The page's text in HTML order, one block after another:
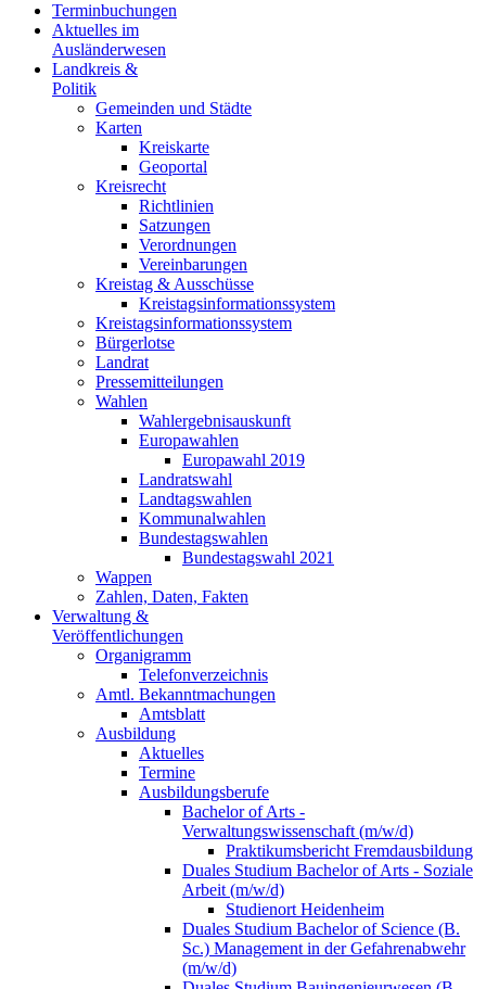
Terminbuchungen
Aktuelles im
Ausländerwesen
Landkreis &
Politik
Gemeinden und Städte
Karten
Kreiskarte
Geoportal
Kreisrecht
Richtlinien
Satzungen
Verordnungen
Vereinbarungen
Kreistag & Ausschüsse
Kreistagsinformationssystem
Kreistagsinformationssystem
Bürgerlotse
Landrat
Pressemitteilungen
Wahlen
Wahlergebnisauskunft
Europawahlen
Europawahl 2019
Landratswahl
Landtagswahlen
Kommunalwahlen
Bundestagswahlen
Bundestagswahl 2021
Wappen
Zahlen, Daten, Fakten
Verwaltung &
Veröffentlichungen
Organigramm
Telefonverzeichnis
Amtl. Bekanntmachungen
Amtsblatt
Ausbildung
Aktuelles
Termine
Ausbildungsberufe
Bachelor of Arts -
Verwaltungswissenschaft (m/w/d)
Praktikumsbericht Fremdausbildung
Duales Studium Bachelor of Arts - Soziale
Arbeit (m/w/d)
Studienort Heidenheim
Duales Studium Bachelor of Science (B.
Sc.) Management in der Gefahrenabwehr
(m/w/d)